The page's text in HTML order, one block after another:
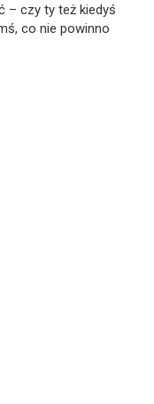
– czy ty też kiedyś
co nie powinno